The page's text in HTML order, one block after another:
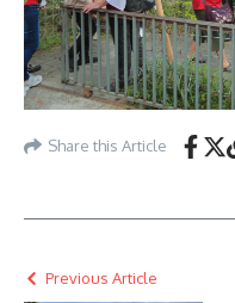
Share this Article
Previous Article